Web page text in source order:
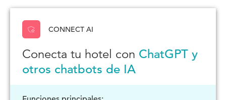
CONNECT AI
Conecta tu hotel con ChatGPT y
otros chatbots de IA